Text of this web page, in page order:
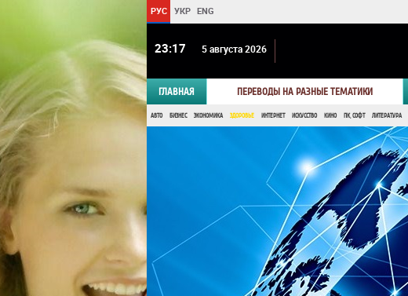
РУС УКР ENG
23:17 5 августа 2026
ГЛАВНАЯ ПЕРЕВОДЫ НА РАЗНЫЕ ТЕМАТИКИ
АВТО БИЗНЕС ЭКОНОМИКА ЗДОРОВЬЕ ИНТЕРНЕТ ИСКУССТВО КИНО ПК, СОФТ ЛИТЕРАТУРА